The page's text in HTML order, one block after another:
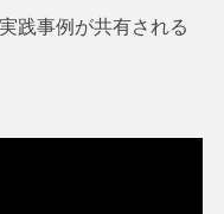
践事例が共有される